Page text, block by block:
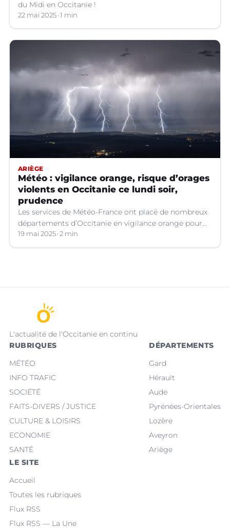
du Midi en Occitanie !
22 mai 2025 1 min
ARIÈGE
Météo : vigilance orange, risque d’orages
violents en Occitanie ce lundi soir,
prudence
Les services de Météo-France ont placé de nombreux
départements d’Occitanie en vigilance orange pour
les orages violents.
19 mai 2025 2 min
L'actualité de l'Occitanie en continu
RUBRIQUES
MÉTÉO
INFO TRAFIC
SOCIÉTÉ
FAITS-DIVERS / JUSTICE
CULTURE & LOISIRS
ECONOMIE
SANTÉ
DÉPARTEMENTS
Gard
Hérault
Aude
Pyrénées-Orientales
Lozère
Aveyron
Ariège
LE SITE
Accueil
Toutes les rubriques
Flux RSS
Flux RSS — La Une